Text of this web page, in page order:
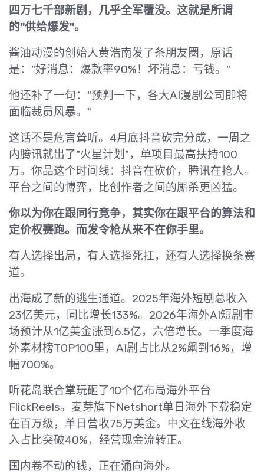
四万七千部新剧，几乎全军覆没。这就是所谓
的"供给爆发"。
酱油动漫的创始人黄浩南发了条朋友圈，原话
是："好消息：爆款率90%！坏消息：亏钱。"
他还补了一句："预判一下，各大AI漫剧公司即将
面临裁员风暴。"
这话不是危言耸听。4月底抖音砍完分成，一周之
内腾讯就出了"火星计划"，单项目最高扶持100
万。你品这个时间线：抖音在砍价，腾讯在抢人。
平台之间的博弈，比创作者之间的厮杀更凶猛。
你以为你在跟同行竞争，其实你在跟平台的算法和
定价权赛跑。而发令枪从来不在你手里。
有人选择出局，有人选择死扛，还有人选择换条赛
道。
出海成了新的逃生通道。2025年海外短剧总收入
23亿美元，同比增长133%。2026年海外AI短剧市
场预计从1亿美金涨到6.5亿，六倍增长。一季度海
外素材榜TOP100里，AI剧占比从2%飙到16%，增
幅700%。
听花岛联合掌玩砸了10个亿布局海外平台
FlickReels。麦芽旗下Netshort单日海外下载稳定
在百万级，单日营收75万美金。中文在线海外收
入占比突破40%，经营现金流转正。
国内卷不动的钱，正在涌向海外。